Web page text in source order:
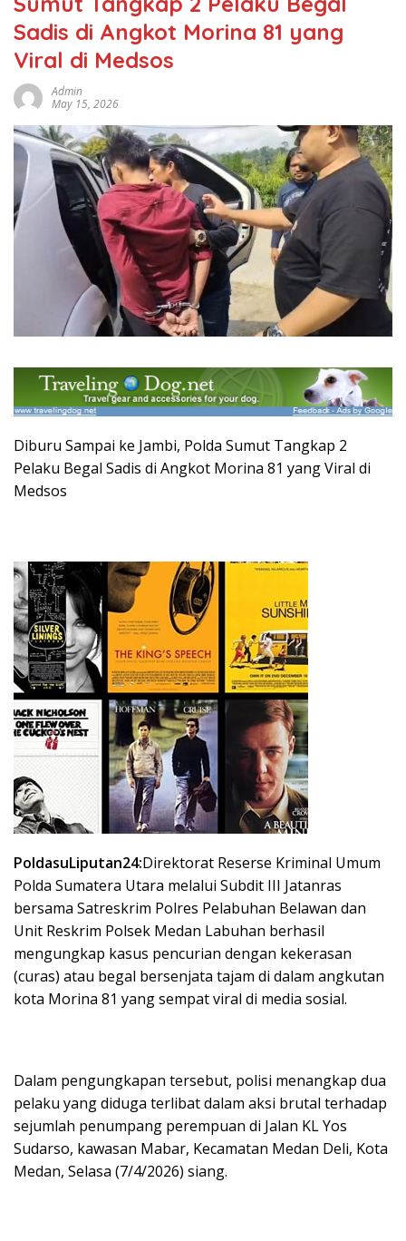
Sadis di Angkot Morina 81 yang
Viral di Medsos
Admin
May 15, 2026
Diburu Sampai ke Jambi, Polda Sumut Tangkap 2
Pelaku Begal Sadis di Angkot Morina 81 yang Viral di
Medsos
PoldasuLiputan24:Direktorat Reserse Kriminal Umum
Polda Sumatera Utara melalui Subdit III Jatanras
bersama Satreskrim Polres Pelabuhan Belawan dan
Unit Reskrim Polsek Medan Labuhan berhasil
mengungkap kasus pencurian dengan kekerasan
(curas) atau begal bersenjata tajam di dalam angkutan
kota Morina 81 yang sempat viral di media sosial.
Dalam pengungkapan tersebut, polisi menangkap dua
pelaku yang diduga terlibat dalam aksi brutal terhadap
sejumlah penumpang perempuan di Jalan KL Yos
Sudarso, kawasan Mabar, Kecamatan Medan Deli, Kota
Medan, Selasa (7/4/2026) siang.